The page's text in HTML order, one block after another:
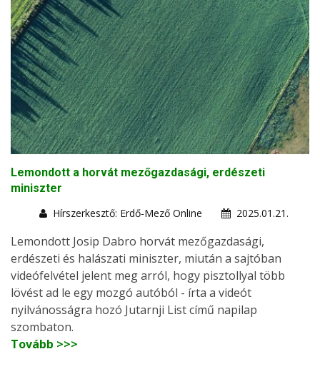
Lemondott a horvát mezőgazdasági, erdészeti
miniszter
Hírszerkesztő: Erdő-Mező Online
2025.01.21.
Lemondott Josip Dabro horvát mezőgazdasági,
erdészeti és halászati miniszter, miután a sajtóban
videófelvétel jelent meg arról, hogy pisztollyal több
lövést ad le egy mozgó autóból - írta a videót
nyilvánosságra hozó Jutarnji List című napilap
szombaton.
Tovább >>>